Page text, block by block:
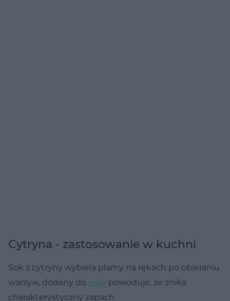
Cytryna - zastosowanie w kuchni
Sok z cytryny wybiela plamy na rękach po obieraniu
warzyw, dodany do ryby powoduje, że znika
charakterystyczny zapach.